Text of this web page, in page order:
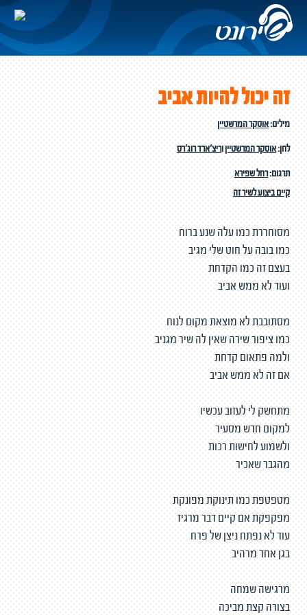
זה יכול להיות אביב
מילים:אוסקר המרשטיין
לחן:אוסקר המרשטייןוריצ'ארד רוג'רס
תרגום:רחל שפירא
קיים ביצוע לשיר זה
מסוחררת כמו עלה שנע ברוח
כמו בובה על חוט שלי מגיב
בעצם זה כמו הקדחת
ועוד לא ממש אביב
מסתובבת לא מוצאת מקום לנוח
כמו ציפור שירה שאין לה שיר מגניב
ולמה פתאום קדחת
אם זה לא ממש אביב
מתחשק לי לעזוב עכשיו
למקום חדש מסעיר
ולשמוע לחישות רכות
מהגבר שאכיר
מטפטפת כמו תינוקת מפונקת
מפקפקת אם קיים דבר מרגיז
עוד לא נפתח ניצן של פרח
בגן אחד מרהיב
מרגישה שמחה
בצורה קצת מביכה